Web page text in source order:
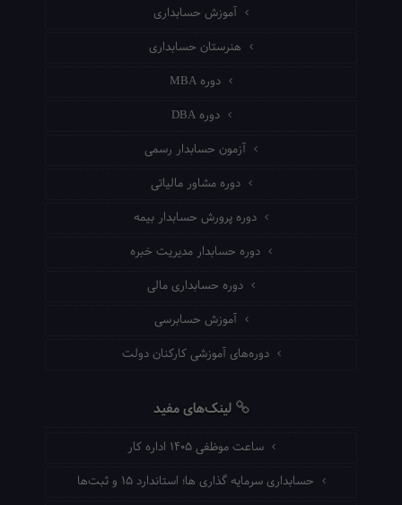
آموزش حسابداری
هنرستان حسابداری
دوره MBA
دوره DBA
آزمون حسابدار رسمی
دوره مشاور مالیاتی
دوره پرورش حسابدار بیمه
دوره حسابدار مدیریت خبره
دوره حسابداری مالی
آموزش حسابرسی
دوره‌های آموزشی کارکنان دولت
لینک‌های مفید
ساعت موظفی ۱۴۰۵ اداره کار
حسابداری سرمایه گذاری ها؛ استاندارد ۱۵ و ثبت‌ها